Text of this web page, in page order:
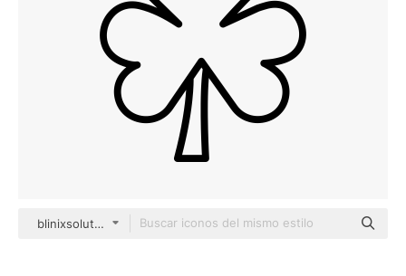
blinixsolutions black outline